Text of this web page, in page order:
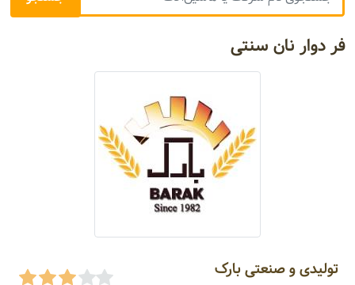
فر دوار نان سنتی
تولیدی و صنعتی بارک